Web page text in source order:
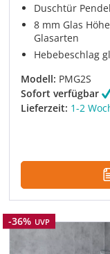
Duschtür
8 mm Glas
Glasarten
Hebebeschlag
Modell: PMG2S
Sofort verfügbar
Lieferzeit: 1-2
Rabatt
-36% UVP